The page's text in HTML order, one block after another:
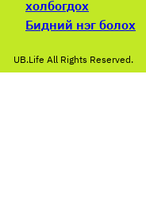
холбогдох
Бидний нэг болох
UB.Life All Rights Reserved.